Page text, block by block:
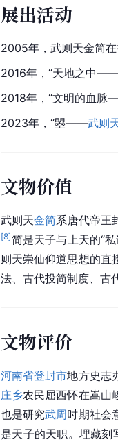
展出活动
2005年，武则天金简在
2016年，“天地之中——
2018年，“文明的血脉
2023年，“曌——武则
文物价值
武则天金简系唐代帝王
[8]简是天子与上天的“
则天崇仙仰道思想的直
法、古代投简制度、古
文物评价
河南省登封市地方史志
庄乡农民屈西怀在嵩山
也是研究武周时期社会
是天子的天职。埋藏刻